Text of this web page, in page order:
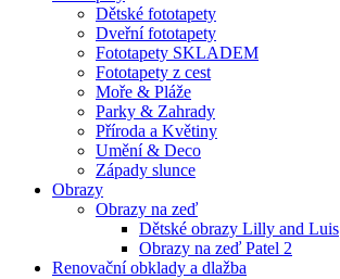
Dětské fototapety
Dveřní fototapety
Fototapety SKLADEM
Fototapety z cest
Moře & Pláže
Parky & Zahrady
Příroda a Květiny
Umění & Deco
Západy slunce
Obrazy
Obrazy na zeď
Dětské obrazy Lilly and Luis
Obrazy na zeď Patel 2
Renovační obklady a dlažba